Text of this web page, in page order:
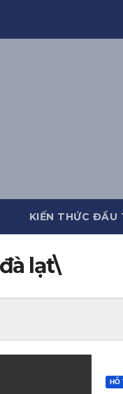
KIẾN THỨC ĐẦU
lạt\
HỖ